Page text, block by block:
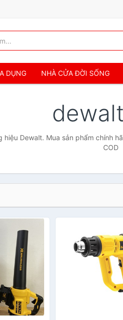
DỤNG NHÀ CỬA ĐỜI SỐNG
dewalt
hiệu Dewalt. Mua sản phẩm chính
COD